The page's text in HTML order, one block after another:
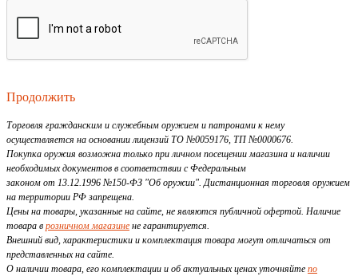
Продолжить
Торговля гражданским и служебным оружием и патронами к нему
осуществляется на основании лицензий ТО №0059176, ТП №0000676.
Покупка оружия возможна только при личном посещении магазина и наличии
необходимых документов в соответствии с Федеральным
законом от 13.12.1996 №150-ФЗ "Об оружии". Дистанционная торговля оружием
на территории РФ запрещена.
Цены на товары, указанные на сайте, не являются публичной офертой. Наличие
товара в розничном магазине не гарантируется.
Внешний вид, характеристики и комплектация товара могут отличаться от
представленных на сайте.
О наличии товара, его комплектации и об актуальных ценах уточняйте по